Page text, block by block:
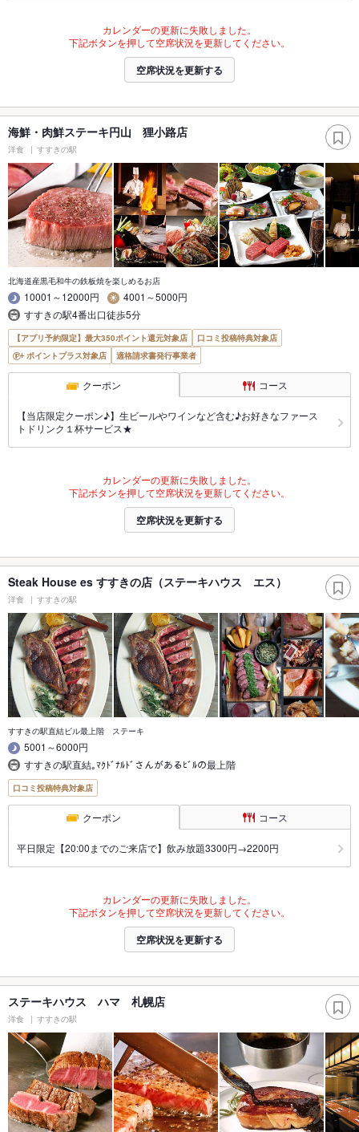
カレンダーの更新に失敗しました。
下記ボタンを押して空席状況を更新してください。
空席状況を更新する
海鮮・肉鮮ステーキ円山 狸小路店
洋食 すすきの駅
北海道産黒毛和牛の鉄板焼を楽しめるお店
10001～12000円
4001～5000円
すすきの駅4番出口徒歩5分
【アプリ予約限定】最大350ポイント還元対象店
口コミ投稿特典対象店
ポイントプラス対象店
適格請求書発行事業者
クーポン コース
【当店限定クーポン♪】生ビールやワインなど含む♪お好きなファース
トドリンク１杯サービス★
カレンダーの更新に失敗しました。
下記ボタンを押して空席状況を更新してください。
空席状況を更新する
Steak House es すすきの店（ステーキハウス エス）
洋食 すすきの駅
すすきの駅直結ビル最上階 ステーキ
5001～6000円
すすきの駅直結｡ﾏｸﾄﾞﾅﾙﾄﾞさんがあるﾋﾞﾙの最上階
口コミ投稿特典対象店
クーポン コース
平日限定【20:00までのご来店で】飲み放題3300円→2200円
カレンダーの更新に失敗しました。
下記ボタンを押して空席状況を更新してください。
空席状況を更新する
ステーキハウス ハマ 札幌店
洋食 すすきの駅